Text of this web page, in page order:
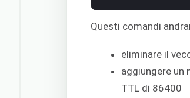
Questi comandi
eliminare il
aggiungere un
TTL di 86400